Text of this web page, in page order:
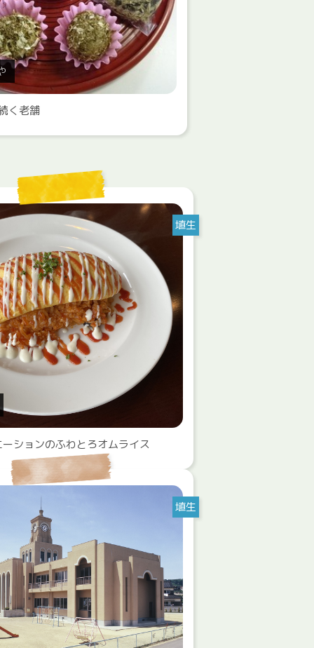
く老舗
埴生
ションのふわとろオムライス
埴生